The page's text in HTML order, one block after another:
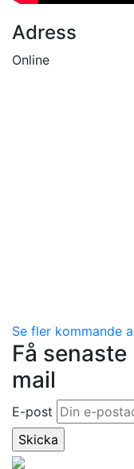
Adress
Online
Se fler kommande
Få
mail
E-post